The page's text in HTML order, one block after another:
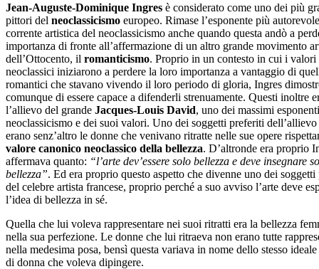
Jean-Auguste-Dominique Ingres è considerato come uno dei più
pittori del neoclassicismo europeo. Rimase l’esponente più
corrente artistica del neoclassicismo anche quando questa andò a
importanza di fronte all’affermazione di un altro grande movimento
dell’Ottocento, il romanticismo. Proprio in un contesto in cui i valori
neoclassici iniziarono a perdere la loro importanza a vantaggio di
romantici che stavano vivendo il loro periodo di gloria, Ingres
comunque di essere capace a difenderli strenuamente. Questi inoltre
l’allievo del grande Jacques-Louis David, uno dei massimi
neoclassicismo e dei suoi valori. Uno dei soggetti preferiti
erano senz’altro le donne che venivano ritratte nelle sue opere
valore canonico neoclassico della bellezza. D’altronde era proprio
affermava quanto: “l’arte dev’essere solo bellezza e deve insegnare
bellezza”. Ed era proprio questo aspetto che divenne uno dei
del celebre artista francese, proprio perché a suo avviso l’arte deve
l’idea di bellezza in sé.
Quella che lui voleva rappresentare nei suoi ritratti era la bellezza
nella sua perfezione. Le donne che lui ritraeva non erano tutte
nella medesima posa, bensì questa variava in nome dello stesso
di donna che voleva dipingere.